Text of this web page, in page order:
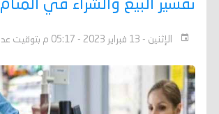
تفسير البيع والشراء في المنام
الإثنين - 13 فبراير 2023 - 05:17 م بتوقيت عدن